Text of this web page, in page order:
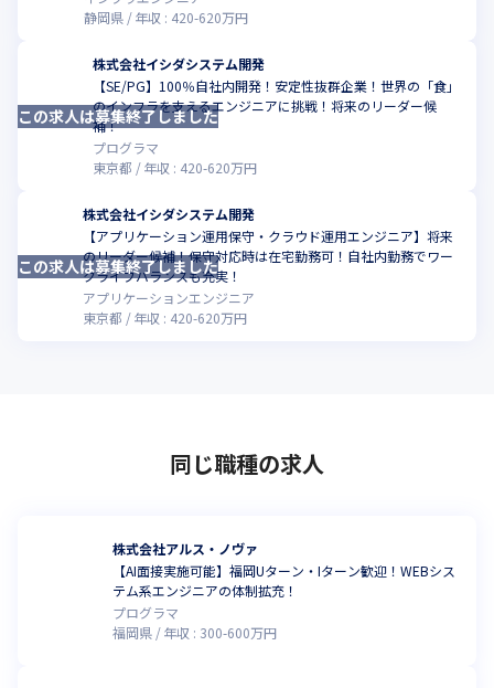
静岡県
年収 : 420-620万円
株式会社イシダシステム開発
【SE/PG】100％自社内開発！安定性抜群企業！世界の「食」
のインフラを支えるエンジニアに挑戦！将来のリーダー候
補！
プログラマ
東京都
年収 : 420-620万円
この求人は募集終了しました
株式会社イシダシステム開発
【アプリケーション運用保守・クラウド運用エンジニア】将来
のリーダー候補！保守対応時は在宅勤務可！自社内勤務でワー
クライフバランスも充実！
アプリケーションエンジニア
東京都
年収 : 420-620万円
この求人は募集終了しました
同じ職種の求人
株式会社アルス・ノヴァ
【AI面接実施可能】福岡Uターン・Iターン歓迎！WEBシス
テム系エンジニアの体制拡充！
プログラマ
福岡県
年収 : 300-600万円